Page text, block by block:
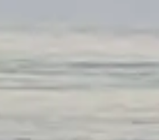
3,50€ DI
>